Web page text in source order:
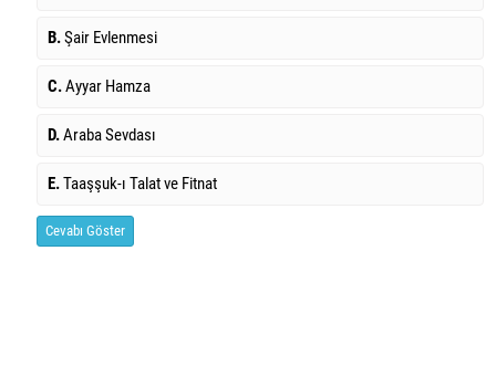
B.Şair Evlenmesi
C.Ayyar Hamza
D.Araba Sevdası
E.Taaşşuk-ı Talat ve Fitnat
Cevabı Göster